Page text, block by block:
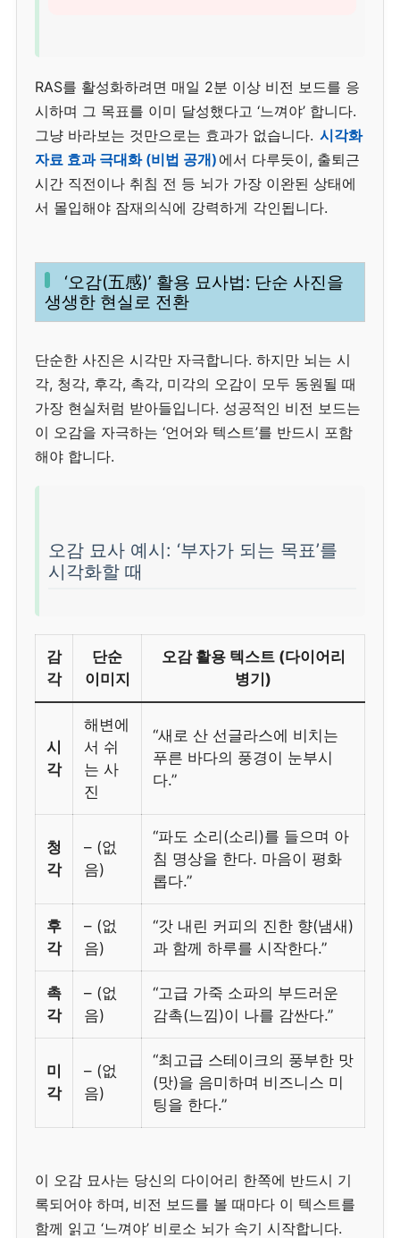
RAS를 활성화하려면 매일 2분 이상 비전 보드를 응
시하며 그 목표를 이미 달성했다고 ‘느껴야’ 합니다.
그냥 바라보는 것만으로는 효과가 없습니다. 시각화
자료 효과 극대화 (비법 공개) 에서 다루듯이, 출퇴근
시간 직전이나 취침 전 등 뇌가 가장 이완된 상태에
서 몰입해야 잠재의식에 강력하게 각인됩니다.
‘오감(五感)’ 활용 묘사법: 단순 사진을
생생한 현실로 전환
단순한 사진은 시각만 자극합니다. 하지만 뇌는 시
각, 청각, 후각, 촉각, 미각의 오감이 모두 동원될 때
가장 현실처럼 받아들입니다. 성공적인 비전 보드는
이 오감을 자극하는 ‘언어와 텍스트’를 반드시 포함
해야 합니다.
오감 묘사 예시: ‘부자가 되는 목표’를
시각화할 때
감
각
단순
이미지
오감 활용 텍스트 (다이어리
병기)
시
각
해변에
서 쉬
는 사
진
“새로 산 선글라스에 비치는
푸른 바다의 풍경이 눈부시
다.”
청
각
– (없
음)
“파도 소리(소리)를 들으며 아
침 명상을 한다. 마음이 평화
롭다.”
후
각
– (없
음)
“갓 내린 커피의 진한 향(냄새)
과 함께 하루를 시작한다.”
촉
각
– (없
음)
“고급 가죽 소파의 부드러운
감촉(느낌)이 나를 감싼다.”
미
각
– (없
음)
“최고급 스테이크의 풍부한 맛
(맛)을 음미하며 비즈니스 미
팅을 한다.”
이 오감 묘사는 당신의 다이어리 한쪽에 반드시 기
록되어야 하며, 비전 보드를 볼 때마다 이 텍스트를
함께 읽고 ‘느껴야’ 비로소 뇌가 속기 시작합니다.